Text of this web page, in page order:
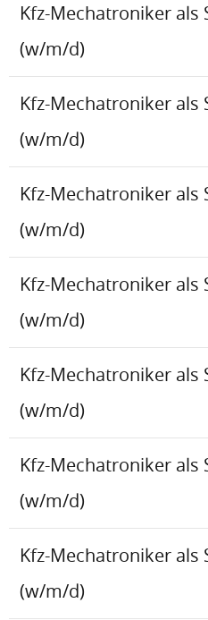
Kfz-Mechatroniker
(w/m/d)
Kfz-Mechatroniker
(w/m/d)
Kfz-Mechatroniker
(w/m/d)
Kfz-Mechatroniker
(w/m/d)
Kfz-Mechatroniker
(w/m/d)
Kfz-Mechatroniker
(w/m/d)
Kfz-Mechatroniker
(w/m/d)